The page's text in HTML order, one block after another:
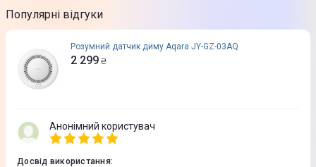
Популярні відгуки
Розумний датчик диму Aqara JY-GZ-03AQ
2 299 ₴
Анонімний користувач
Досвід використання: